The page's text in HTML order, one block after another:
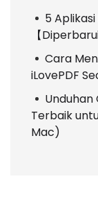
5
【
Cara
iLovePDF
Unduhan
Terbaik
Mac)